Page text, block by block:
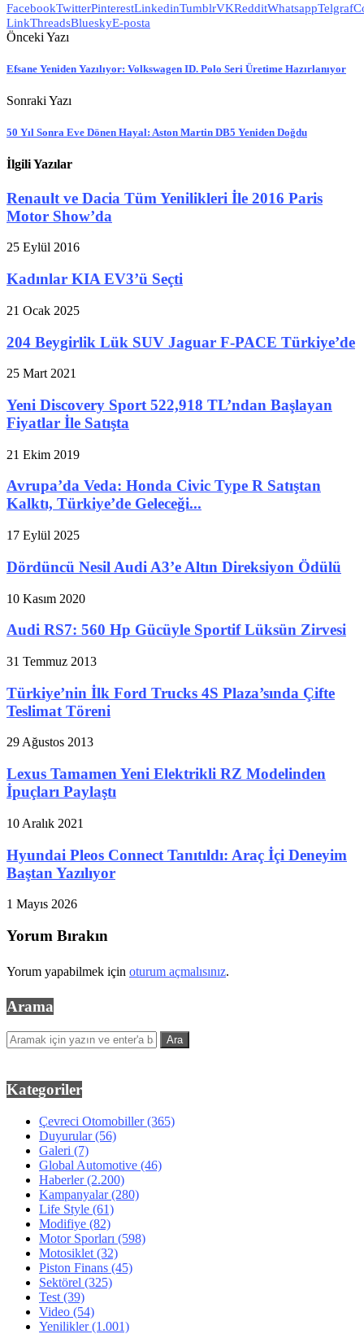
FacebookTwitterPinterestLinkedinTumblrVKRedditWhatsappTelgraf
LinkThreadsBlueskyE-posta
Önceki Yazı
Efsane Yeniden Yazılıyor: Volkswagen ID. Polo Seri Üretime Hazırlanıyor
Sonraki Yazı
50 Yıl Sonra Eve Dönen Hayal: Aston Martin DB5 Yeniden Doğdu
İlgili Yazılar
Renault ve Dacia Tüm Yenilikleri İle 2016 Paris
Motor Show’da
25 Eylül 2016
Kadınlar KIA EV3’ü Seçti
21 Ocak 2025
204 Beygirlik Lük SUV Jaguar F-PACE Türkiye’de
25 Mart 2021
Yeni Discovery Sport 522,918 TL’ndan Başlayan
Fiyatlar İle Satışta
21 Ekim 2019
Avrupa’da Veda: Honda Civic Type R Satıştan
Kalktı, Türkiye’de Geleceği...
17 Eylül 2025
Dördüncü Nesil Audi A3’e Altın Direksiyon Ödülü
10 Kasım 2020
Audi RS7: 560 Hp Gücüyle Sportif Lüksün Zirvesi
31 Temmuz 2013
Türkiye’nin İlk Ford Trucks 4S Plaza’sında Çifte
Teslimat Töreni
29 Ağustos 2013
Lexus Tamamen Yeni Elektrikli RZ Modelinden
İpuçları Paylaştı
10 Aralık 2021
Hyundai Pleos Connect Tanıtıldı: Araç İçi Deneyim
Baştan Yazılıyor
1 Mayıs 2026
Yorum Bırakın
Yorum yapabilmek için oturum açmalısınız.
Arama
Kategoriler
Çevreci Otomobiller(365)
Duyurular(56)
Galeri (7)
Global Automotive (46)
Haberler(2.200)
Kampanyalar(280)
Life Style (61)
Modifiye (82)
Motor Sporları (598)
Motosiklet (32)
Piston Finans (45)
Sektörel (325)
Test (39)
Video (54)
Yenilikler(1.001)